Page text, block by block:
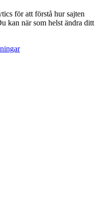
för att förstå hur sajten
kan när som helst ändra ditt